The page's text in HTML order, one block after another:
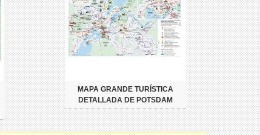
MAPA GRANDE TURÍSTICA
DETALLADA DE POTSDAM